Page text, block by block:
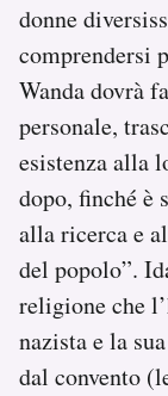
donne
comprendersi
Wanda dovrà
personale,
esistenza alla
dopo, finché è
alla ricerca e
del popolo”.
religione che
nazista e la
dal convento